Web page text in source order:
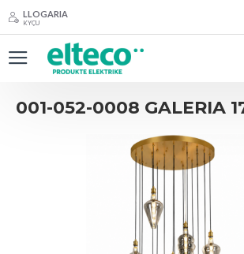
LLOGARIA
KYÇU
001-052-0008 GALERIA